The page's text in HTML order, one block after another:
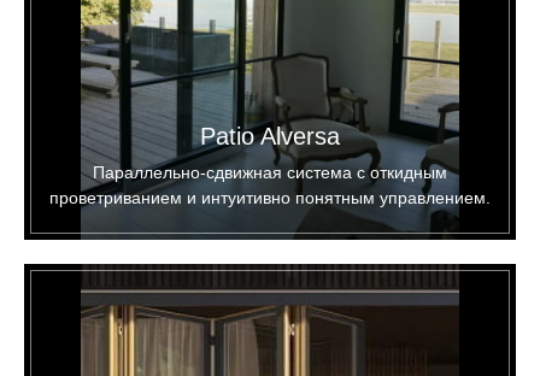
Patio Alversa
Параллельно-сдвижная система с откидным
проветриванием и интуитивно понятным управлением.